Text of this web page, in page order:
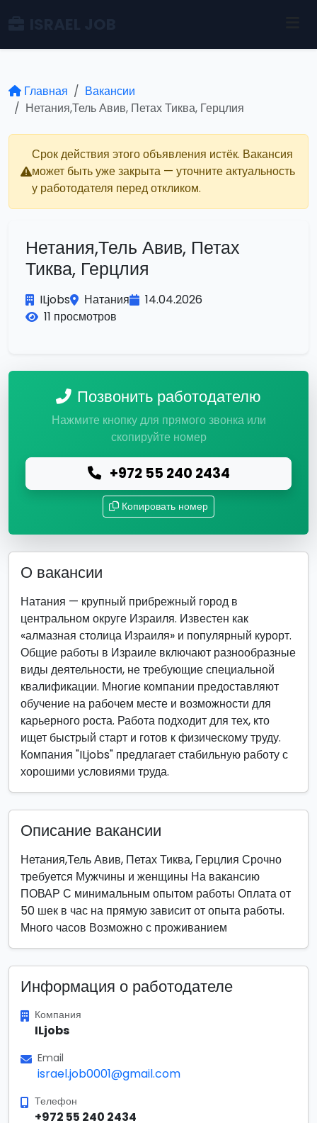
Главная
Вакансии
Нетания,Тель Авив, Петах Тиква, Герцлия
Срок действия этого объявления истёк. Вакансия
может быть уже закрыта — уточните актуальность
у работодателя перед откликом.
Нетания,Тель Авив, Петах
Тиква, Герцлия
ILjobs Натания
14.04.2026
11 просмотров
Позвонить работодателю
Нажмите кнопку для прямого звонка или
скопируйте номер
+972 55 240 2434
Копировать номер
О вакансии
Натания — крупный прибрежный город в
центральном округе Израиля. Известен как
«алмазная столица Израиля» и популярный курорт.
Общие работы в Израиле включают разнообразные
виды деятельности, не требующие специальной
квалификации. Многие компании предоставляют
обучение на рабочем месте и возможности для
карьерного роста. Работа подходит для тех, кто
ищет быстрый старт и готов к физическому труду.
Компания "ILjobs" предлагает стабильную работу с
хорошими условиями труда.
Описание вакансии
Нетания,Тель Авив, Петах Тиква, Герцлия Срочно
требуется Мужчины и женщины На вакансию
ПОВАР С минимальным опытом работы Оплата от
50 шек в час на прямую зависит от опыта работы.
Много часов Возможно с проживанием
Информация о работодателе
Компания
ILjobs
Email
israel.job0001@gmail.com
Телефон
+972 55 240 2434